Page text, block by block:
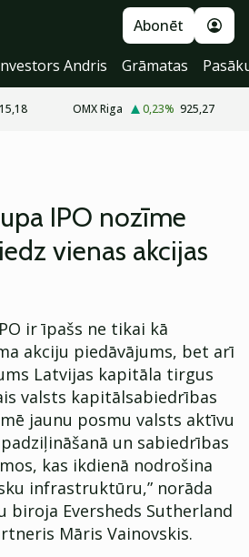
Abonēt
Andris Grāmatas
OMX Riga 0,23% 925,27
IPO nozīme
vienas akcijas
ir īpašs ne tikai kā
akciju piedāvājums, bet arī
Latvijas kapitāla tirgus
valsts kapitālsabiedrības
jaunu posmu valsts aktīvu
un sabiedrības
kas ikdienā nodrošina
infrastruktūru,” norāda
biroja Eversheds Sutherland
Māris Vainovskis.